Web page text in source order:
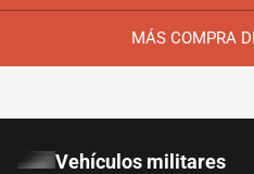
MÁS COMPRA
Vehículos militares